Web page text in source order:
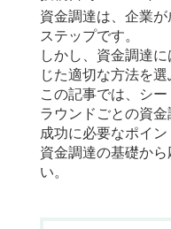
資金調達は、企業
ステップです。
しかし、資金調達
じた適切な方法を選
この記事では、シ
ラウンドごとの資金
成功に必要なポイン
資金調達の基礎か
い。